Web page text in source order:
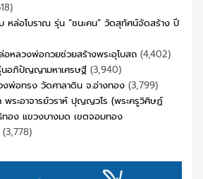
หล่อโบราณ รุ่น “ชนะคน” วัดสุทัศน์จัดสร้าง ปี
อหลวงพ่อกวยช่วยสร้างพระอุโบสถ (4,402)
นอภิปัญญามหาเศรษฐี (3,940)
งพ่อทรง วัดศาลาดิน จ.อ่างทอง (3,799)
พระอาจารย์วราห์ ปุญญวโร (พระครูวิศิษฏ์
อง แขวงบางมด เขตจอมทอง
(3,778)